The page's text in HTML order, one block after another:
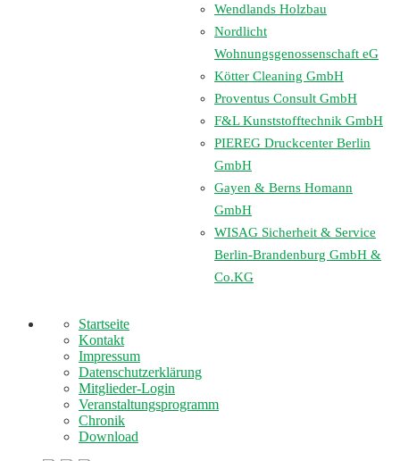
Wendlands Holzbau
Nordlicht
Wohnungsgenossenschaft eG
Kötter Cleaning GmbH
Proventus Consult GmbH
F&L Kunststofftechnik GmbH
PIEREG Druckcenter Berlin
GmbH
Gayen & Berns Homann
GmbH
WISAG Sicherheit & Service
Berlin-Brandenburg GmbH &
Co.KG
Startseite
Kontakt
Impressum
Datenschutzerklärung
Mitglieder-Login
Veranstaltungsprogramm
Chronik
Download